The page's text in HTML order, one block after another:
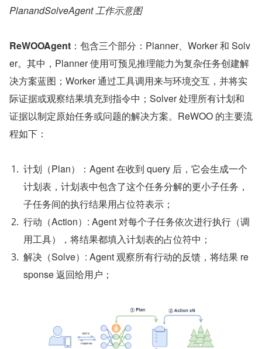
PlanandSolveAgent 工作示意图
ReWOOAgent ：包含三个部分：Planner、Worker 和 Solv
er。其中，Planner 使用可预见推理能力为复杂任务创建解
决方案蓝图；Worker 通过工具调用来与环境交互，并将实
际证据或观察结果填充到指令中；Solver 处理所有计划和
证据以制定原始任务或问题的解决方案。ReWOO 的主要流
程如下：
计划（Plan）：Agent 在收到 query 后，它会生成一个
计划表，计划表中包含了这个任务分解的更小子任务，
子任务间的执行结果用占位符表示；
行动（Action）: Agent 对每个子任务依次进行执行（调
用工具），将结果都填入计划表的占位符中；
解决（Solve）: Agent 观察所有行动的反馈，将结果 re
sponse 返回给用户；